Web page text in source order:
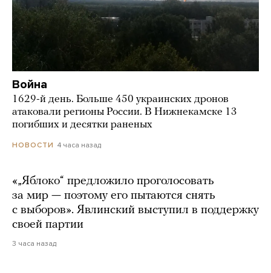
Война
1629-й день. Больше 450 украинских дронов
атаковали регионы России. В Нижнекамске 13
погибших и десятки раненых
НОВОСТИ 4 часа назад
«„Яблоко“ предложило проголосовать
за мир — поэтому его пытаются снять
с выборов». Явлинский выступил в поддержку
своей партии
3 часа назад